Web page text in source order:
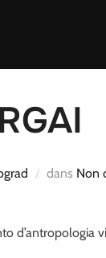
dans Non
d’antropologia